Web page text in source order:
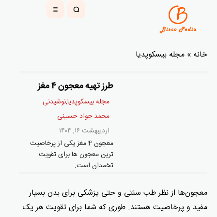
خانه » مجله بیسکوپدیا
طرز تهیه معجون ۴ مغز
مجله بیسکوپدیا,نوشیدنی
محمد جواد حسینی
اردیبهشت ۱۶, ۱۴۰۴
معجون 4 مغز یکی از پرخاصیت
ترین معجون ها برای تقویت
تخمدان است.
معجون‌ها از نظر طب سنتی و حتی پزشکی برای بدن بسیار
مفید و پرخاصیت هستند. طوری که شما برای تقویت هر یک